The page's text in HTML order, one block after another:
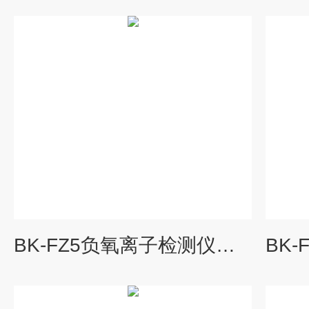
BK-FZ5负氧离子检测仪器多少钱